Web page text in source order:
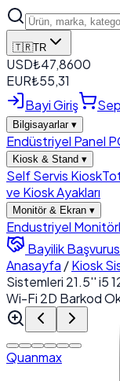
🇹🇷TR
USD₺47,8600
EUR₺55,31
Bayi Giriş
Bilgisayarlar ▾
Endüstriyel Panel
Kiosk & Stand ▾
Self Servis Kiosk
ve Kiosk Ayakları
Monitör & Ekran ▾
Endustriyel
Bayilik
Anasayfa /Kiosk
Sistemleri 21.5'' i5
Wi-Fi 2D Barkod
Quanmax